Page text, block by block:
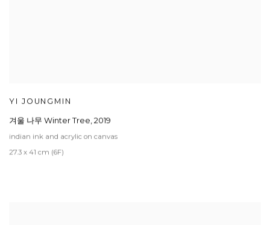
YI JOUNGMIN
겨울 나무 Winter Tree, 2019
indian ink and acrylic on canvas
27.3 x 41 cm (6F)